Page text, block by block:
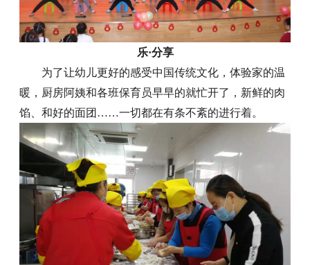
乐·分享
为了让幼儿更好的感受中国传统文化，体验家的温
暖，厨房阿姨和各班保育员早早的就忙开了，新鲜的肉
馅、和好的面团……一切都在有条不紊的进行着。